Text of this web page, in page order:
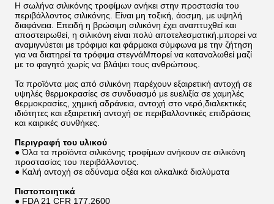
Η σωλήνα σιλικόνης τροφίμων ανήκει στην προστασία του
περιβάλλοντος σιλικόνης. Είναι μη τοξική, άοσμη, με υψηλή
διαφάνεια. Επειδή η βρώσιμη σιλικόνη έχει αναπτυχθεί και
αποστειρωθεί, η σιλικόνη είναι πολύ αποτελεσματική.μπορεί να
αναμιγνύεται με τρόφιμα και φάρμακα σύμφωνα με την ζήτηση
για να διατηρεί τα τρόφιμα στεγνάΜπορεί να καταναλωθεί μαζί
με το φαγητό χωρίς να βλάψει τους ανθρώπους.
Τα προϊόντα μας από σιλικόνη παρέχουν εξαιρετική αντοχή σε
υψηλές θερμοκρασίες σε συνδυασμό με ευελιξία σε χαμηλές
θερμοκρασίες, χημική αδράνεια, αντοχή στο νερό,διαλεκτικές
ιδιότητες και εξαιρετική αντοχή σε περιβαλλοντικές επιδράσεις
και καιρικές συνθήκες.
Περιγραφή του υλικού
● Όλα τα προϊόντα σιλικόνης τροφίμων ανήκουν σε σιλικόνη
προστασίας του περιβάλλοντος.
● Καλή αντοχή σε αδύναμα οξέα και αλκαλικά διαλύματα
Πιστοποιητικά
● FDA 21 CFR 177.2600